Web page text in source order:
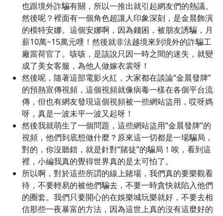
也跟境外詐騙有關，所以一推出就引起網友們的熱議。
然後呢？裡面有一個角色超讓人印象深刻，是金晨飾演
的模特安娜。這個安娜啊，因為錢困，被朋友誘騙，月
薪10萬~15萬元哩！然後就非法越境來到境外的詐騙工
廠當荷官了。咳咳，是該說只因一時之間的迷失，就變
成了美女客服，為他人做嫁衣裳呀！
然後呢，隨著這部電影火紅，大家都在談論“金晨發牌”
的預熱宣傳視頻，這個視頻就像病毒一樣在各個平台流
傳，但也有網友發現這個視頻被一些網站盜用，哎呀媽
呀，真是一波未平一波又起呀！
然後我就萌生了一個問題，這些網站盜用“金晨發牌”的
視頻，他們到底想做什麼？原來這一切都是一場騙局，
對的，你沒聽錯，就是針對“賭徒”的騙局！唉，看到這
裡，小編我真的覺得世界真的是太可怕了。
所以啊，對於這些所謂的線上賭場，我們真的要樂觀看
待，不要輕易的被他們騙去，不要一時貪快就陷入他們
的圈套。我們只要開心的在娛樂城玩樂就好，不要去相
信那些一夜暴富的方法，因為這世上真的沒有這麼好的